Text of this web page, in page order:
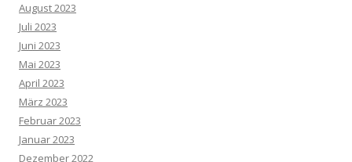
August 2023
Juli 2023
Juni 2023
Mai 2023
April 2023
März 2023
Februar 2023
Januar 2023
Dezember 2022